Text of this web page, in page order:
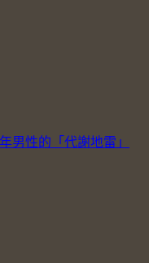
男性的「代謝地雷」